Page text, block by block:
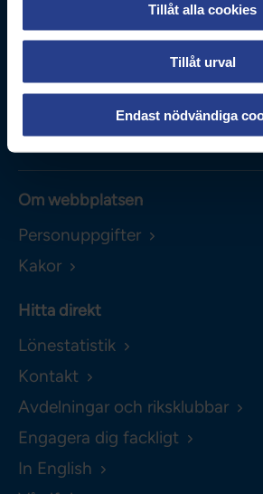
Tillåt alla cookies
Tillåt urval
Endast nödvändiga
Besöksadress
Adolf Fredriks Kyrkogata 11
0771-420 420
Om webbplatsen
Personuppgifter
Kakor
Hitta direkt
Lönestatistik
Kontakt
Avdelningar och riksklubbar
Engagera dig fackligt
In English